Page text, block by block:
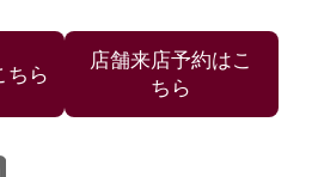
店舗来店予約はこ
ちら